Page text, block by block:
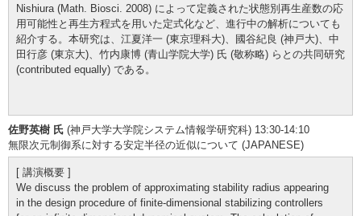
Nishiura (Math. Biosci. 2008) によって定義された状態別再生産数の応
用可能性と再生方程式を用いた定式化など、進行中の解析についても
紹介する。本研究は、江夏洋一 (東京理科大)、國谷紀良 (神戸大)、中
田行彦 (東京大)、竹内康博 (青山学院大学) 氏 (敬称略) らとの共同研究
(contributed equally) である。
佐野英樹 氏 (神戸大学大学院システム情報学研究科) 13:30-14:10
無限次元制御系に対する安定半径の近似について (JAPANESE)
[ 講演概要 ]
We discuss the problem of approximating stability radius appearing
in the design procedure of finite-dimensional stabilizing controllers